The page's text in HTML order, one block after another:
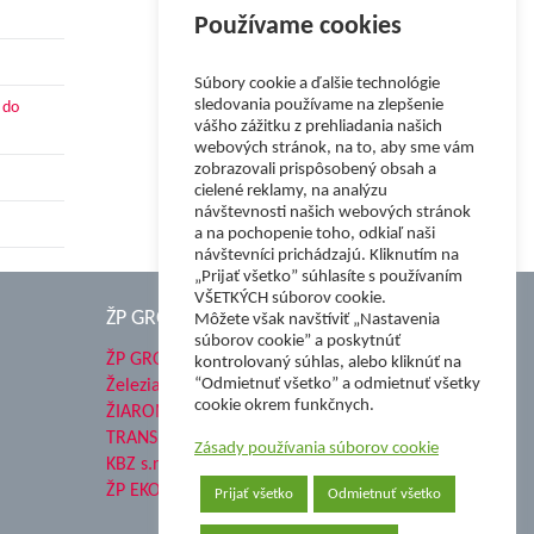
ŽP GROUP
ŽP GROUP
Železiarne Podbrezová a.s.
ŽIAROMAT a.s.
TRANSMESA S.A.U.
KBZ s.r.o.
ŽP EKO QELET a.s.
Používame cookies
Súbory cookie a ďalšie technológie
sledovania používame na zlepšenie
vášho zážitku z prehliadania našich
webových stránok, na to, aby sme vám
zobrazovali prispôsobený obsah a
cielené reklamy, na analýzu
návštevnosti našich webových stránok
a na pochopenie toho, odkiaľ naši
návštevníci prichádzajú. Kliknutím na
„Prijať všetko” súhlasíte s používaním
VŠETKÝCH súborov cookie.
Môžete však navštíviť „Nastavenia
súborov cookie” a poskytnúť
kontrolovaný súhlas, alebo kliknúť na
“Odmietnuť všetko” a odmietnuť všetky
cookie okrem funkčnych.
Zásady používania súborov cookie
Prijať všetko Odmietnuť všetko